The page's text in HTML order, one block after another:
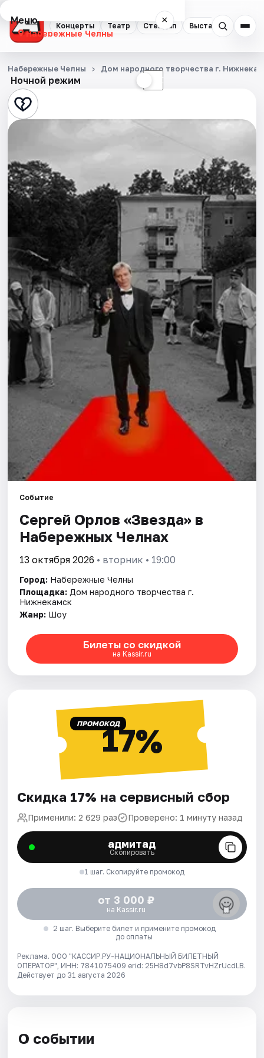
Концерты Театр Стендап Выставки
Меню ×
Набережные Челны
Концерты
Театр
Стендап
Экскурсии
События
Города
Площадки
Артисты
Рейтинги
Ночной режим ☾
Набережные Челны Дом народного творчества г.
Событие
Сергей Орлов «Звезда» в
Набережных Челнах
13 октября 2026 • вторник • 19:00
Город: Набережные Челны
Площадка: Дом народного творчества г.
Нижнекамск
Жанр: Шоу
Билеты со скидкой
на Kassir.ru
ПРОМОКОД17%
Скидка 17% на сервисный сбор
Применили: 2 629 раз Проверено: 1 минуту назад
адмитад
Скопировать
1 шаг. Скопируйте промокод
от 3 000 ₽
на Kassir.ru
2 шаг. Выберите билет и примените промокод
до оплаты
Реклама. ООО "КАССИР.РУ-НАЦИОНАЛЬНЫЙ БИЛЕТНЫЙ
ОПЕРАТОР", ИНН: 7841075409 erid: 25H8d7vbP8SRTvHZrUcdLB.
Действует до 31 августа 2026
О событии